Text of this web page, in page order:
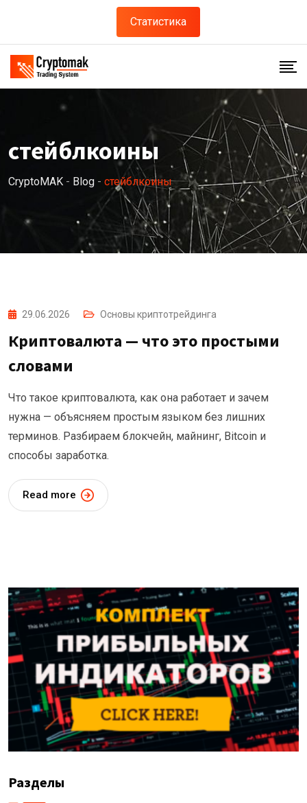
content
Статистика
стейблкоины
CryptoMAK - Blog - стейблкоины
29.06.2026 Основы криптотрейдинга
Криптовалюта — что это простыми
словами
Что такое криптовалюта, как она работает и зачем
нужна — объясняем простым языком без лишних
терминов. Разбираем блокчейн, майнинг, Bitcoin и
способы заработка.
Read more
Разделы